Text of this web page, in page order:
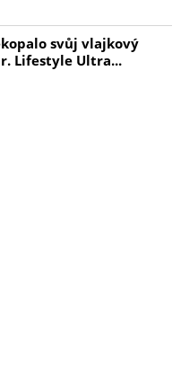
svůj vlajkový
Lifestyle Ultra...